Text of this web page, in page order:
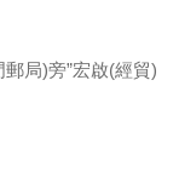
局)旁”宏啟(經貿)